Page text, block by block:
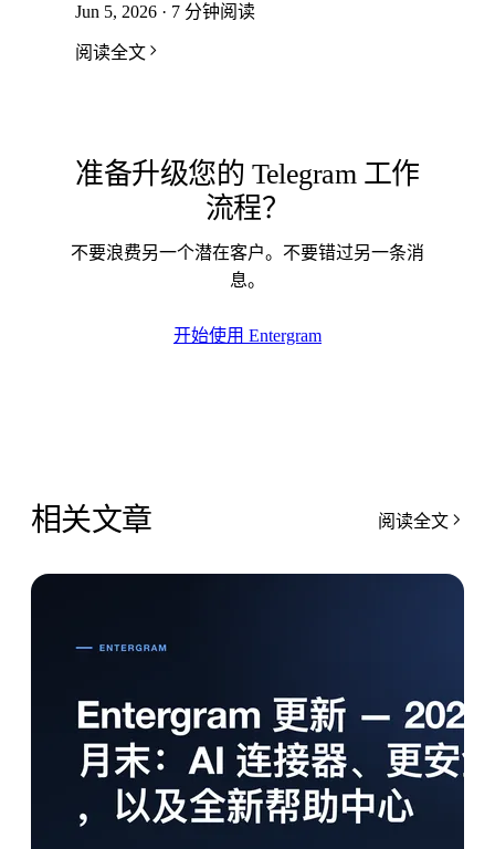
Jun 5, 2026 · 7 分钟阅读
阅读全文
准备升级您的 Telegram 工作
流程？
不要浪费另一个潜在客户。不要错过另一条消
息。
开始使用 Entergram
相关文章 阅读全文